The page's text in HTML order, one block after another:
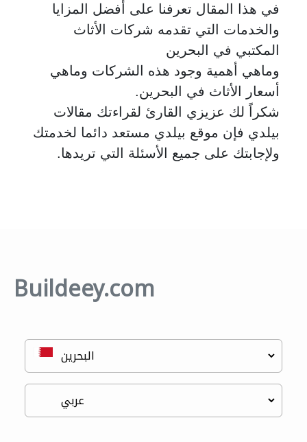
في هذا المقال تعرفنا على أفضل المزايا
والخدمات التي تقدمه شركات الأثاث
المكتبي في البحرين
وماهي أهمية وجود هذه الشركات وماهي
أسعار الأثاث في البحرين.
شكراً لك عزيزي القارئ لقراءتك مقالات
بيلدي فإن موقع بيلدي مستعد دائما لخدمتك
ولإجابتك على جميع الأسئلة التي تريدها.
Buildeey.com